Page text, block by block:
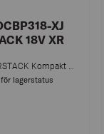
XJ
18V XR
lagerstatus